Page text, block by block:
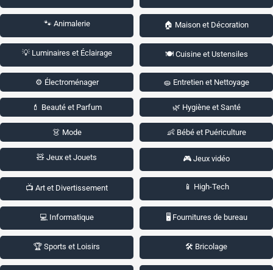
🐾 Animalerie 🏠 Maison et Décoration
💡 Luminaires et Éclairage 🍽️ Cuisine et Ustensiles
⚙️ Électroménager 🧽 Entretien et Nettoyage
💄 Beauté et Parfum 🌿 Hygiène et Santé
👗 Mode 👶 Bébé et Puériculture
🧸 Jeux et Jouets 🎮 Jeux vidéo
📺 Art et Divertissement 📱 High-Tech
💻 Informatique 🖥️ Fournitures de bureau
🏆 Sports et Loisirs 🛠️ Bricolage